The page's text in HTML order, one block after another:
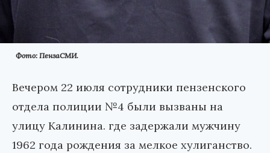
Фото: ПензаСМИ.
Вечером 22 июля сотрудники пензенского
отдела полиции №4 были вызваны на
улицу Калинина. где задержали мужчину
1962 года рождения за мелкое хулиганство.